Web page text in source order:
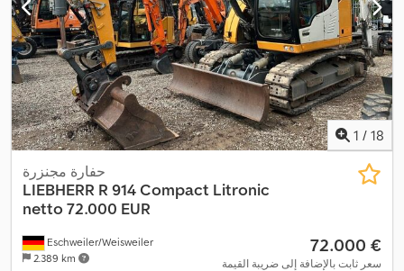
1 / 18
Eschweiler/Weisweiler
2.389 km
حفارة مجنزرة
LIEBHERR R 914 Compact Litronic
netto 72.000 EUR
‏72.000 €
سعر ثابت بالإضافة إلى ضريبة القيمة